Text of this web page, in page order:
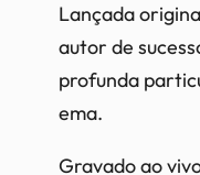
Lançada
autor de
profunda
ema.
Gravado ao